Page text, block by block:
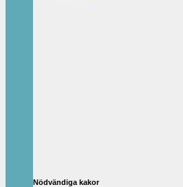
Nödvändiga kakor